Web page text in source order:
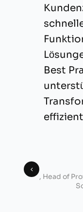
Best
, Head of